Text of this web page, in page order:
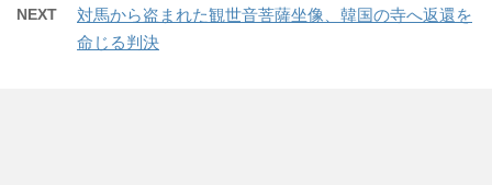
NEXT
対馬から盗まれた観世音菩薩坐像、韓国の寺へ返還を
命じる判決